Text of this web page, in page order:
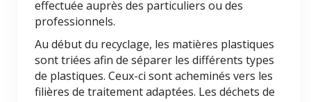
effectuée auprès des particuliers ou des
professionnels.
Au début du recyclage, les matières plastiques
sont triées afin de séparer les différents types
de plastiques. Ceux-ci sont acheminés vers les
filières de traitement adaptées. Les déchets de